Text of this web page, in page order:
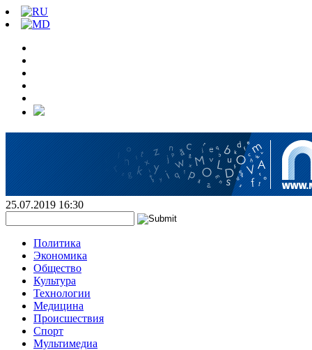
25.07.2019 16:30
Политика
Экономика
Общество
Культура
Технологии
Медицина
Происшествия
Спорт
Мультимедиа